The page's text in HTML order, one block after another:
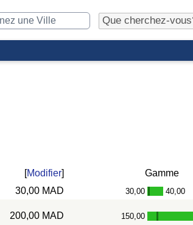
[Modifier]
Gamme
30,00 MAD 30,00 - 40,00
200,00 MAD 150,00 -